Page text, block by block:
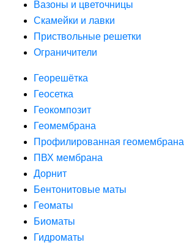
Вазоны и цветочницы
Скамейки и лавки
Приствольные решетки
Ограничители
Георешётка
Геосетка
Геокомпозит
Геомембрана
Профилированная геомембрана
ПВХ мембрана
Дорнит
Бентонитовые маты
Геоматы
Биоматы
Гидроматы